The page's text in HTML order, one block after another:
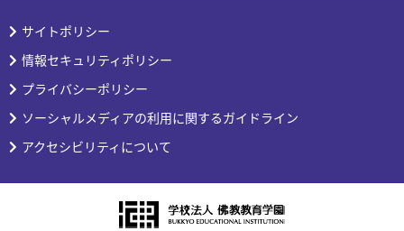
サイトポリシー
情報セキュリティポリシー
プライバシーポリシー
ソーシャルメディアの利用に関するガイドライン
アクセシビリティについて